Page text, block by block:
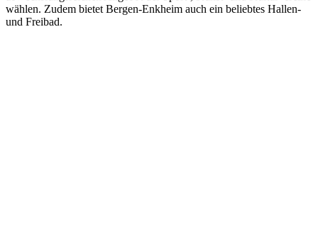
wählen. Zudem bietet Bergen-Enkheim auch ein beliebtes Hallen-
und Freibad.